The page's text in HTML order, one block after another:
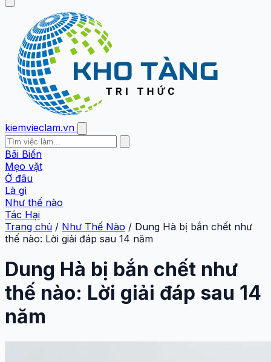
kiemvieclam.vn
Bãi Biển
Mẹo vặt
Ở đâu
Là gì
Như thế nào
Tác Hại
Trang chủ / Như Thế Nào / Dung Hà bị bắn chết như
thế nào: Lời giải đáp sau 14 năm
Dung Hà bị bắn chết như
thế nào: Lời giải đáp sau 14
năm